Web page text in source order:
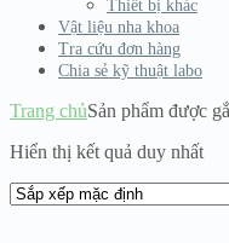
Thiết bị khác
Vật liệu nha khoa
Tra cứu đơn hàng
Chia sẻ kỹ thuật labo
Trang chủSản phẩm được
Hiển thị kết quả duy nhất